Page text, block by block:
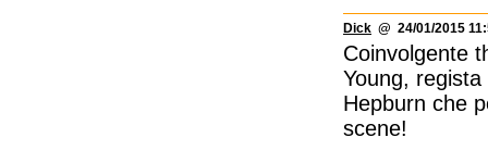
Dick @ 24/01/2015
Coinvolgente
Young,
Hepburn che
scene!